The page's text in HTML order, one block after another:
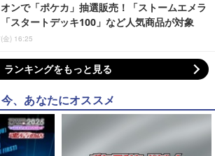
ンで「ポケカ」抽選販売！「ストームエメラ
スタートデッキ100」など人気商品が対象
金) 16:25
ランキングをもっと見る
今、あなたにオススメ